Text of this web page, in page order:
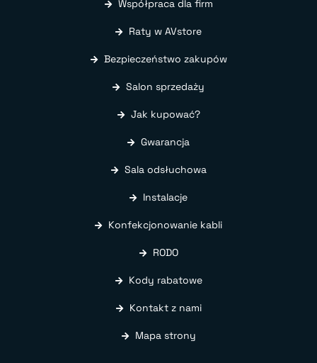
Współpraca dla firm
Raty w AVstore
Bezpieczeństwo zakupów
Salon sprzedaży
Jak kupować?
Gwarancja
Sala odsłuchowa
Instalacje
Konfekcjonowanie kabli
RODO
Kody rabatowe
Kontakt z nami
Mapa strony